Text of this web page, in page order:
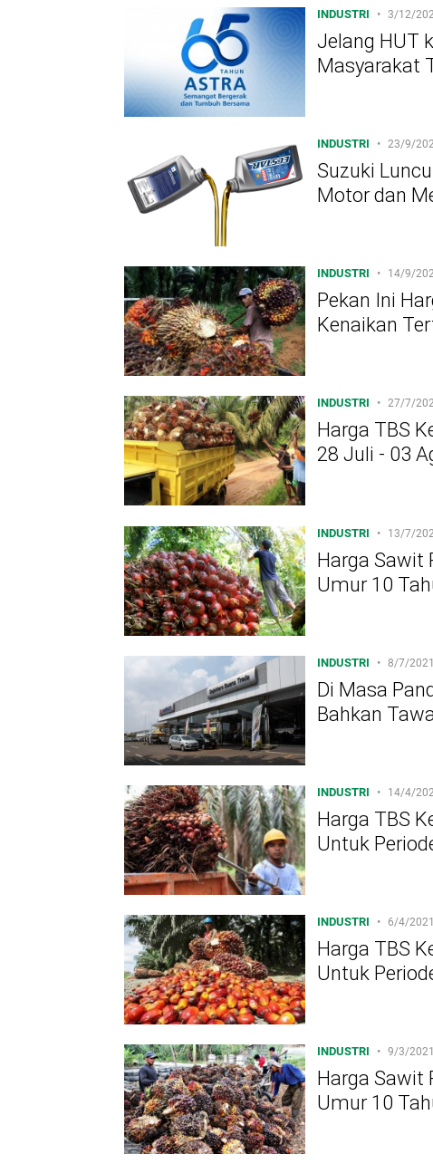
INDUSTRI • 3/12/
Jelang HUT
Masyarakat
INDUSTRI • 23/9/
Suzuki
Motor dan
INDUSTRI • 14/9/
Pekan Ini
Kenaikan
INDUSTRI • 27/7/
Harga TBS
28 Juli - 03
INDUSTRI • 13/7/
Harga Sawit
Umur 10
INDUSTRI • 8/7/
Di Masa
Bahkan
INDUSTRI • 14/4/
Harga TBS
Untuk
INDUSTRI • 6/4/
Harga TBS
Untuk
INDUSTRI • 9/3/
Harga Sawit
Umur 10